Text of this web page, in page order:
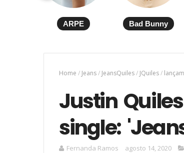
ARPE Bad Bunny
Home / Jeans/ JeansQuiles/ JQuiles/
Justin
single:
Fernanda Ramos agosto 14, 2020